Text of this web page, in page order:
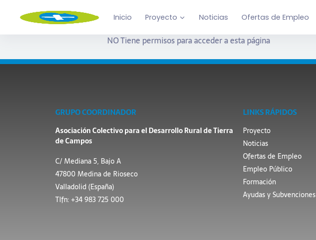
Inicio Proyecto Noticias Ofertas de Empleo
NO Tiene permisos para acceder a esta página
GRUPO COORDINADOR
Asociación Colectivo para el Desarrollo Rural de Tierra
de Campos
C/ Mediana 5, Bajo A
47800 Medina de Rioseco
Valladolid (España)
Tlfn: +34 983 725 000
LINKS RÁPIDOS
Proyecto
Noticias
Ofertas de Empleo
Empleo Público
Formación
Ayudas y Subvenciones